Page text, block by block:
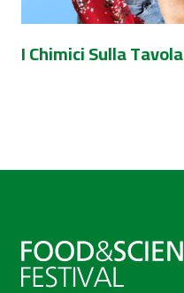
I Chimici Sulla Tavola